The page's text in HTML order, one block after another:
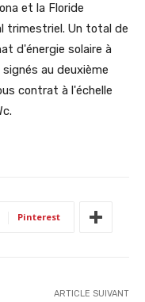
et la Floride
trimestriel. Un total de
d'énergie solaire à
au deuxième
contrat à l'échelle
Pinterest
ARTICLE SUIVANT